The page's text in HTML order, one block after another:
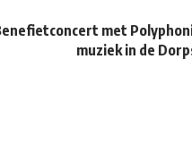
met
muziek in de